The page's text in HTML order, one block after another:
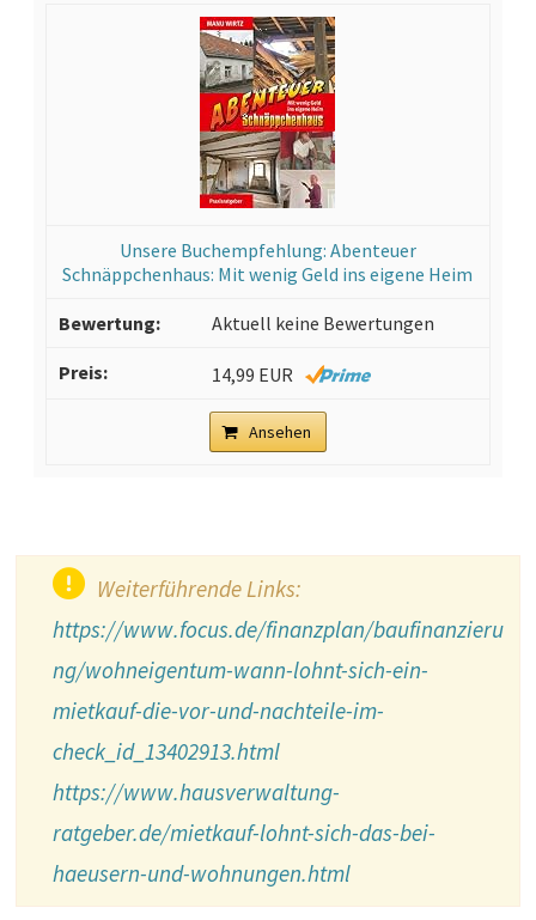
Unsere Buchempfehlung: Abenteuer
Schnäppchenhaus: Mit wenig Geld ins eigene Heim
Aktuell keine Bewertungen
14,99 EUR
Ansehen
Weiterführende Links:
https://www.focus.de/finanzplan/baufinanzieru
ng/wohneigentum-wann-lohnt-sich-ein-
mietkauf-die-vor-und-nachteile-im-
check_id_13402913.html
https://www.hausverwaltung-
ratgeber.de/mietkauf-lohnt-sich-das-bei-
haeusern-und-wohnungen.html